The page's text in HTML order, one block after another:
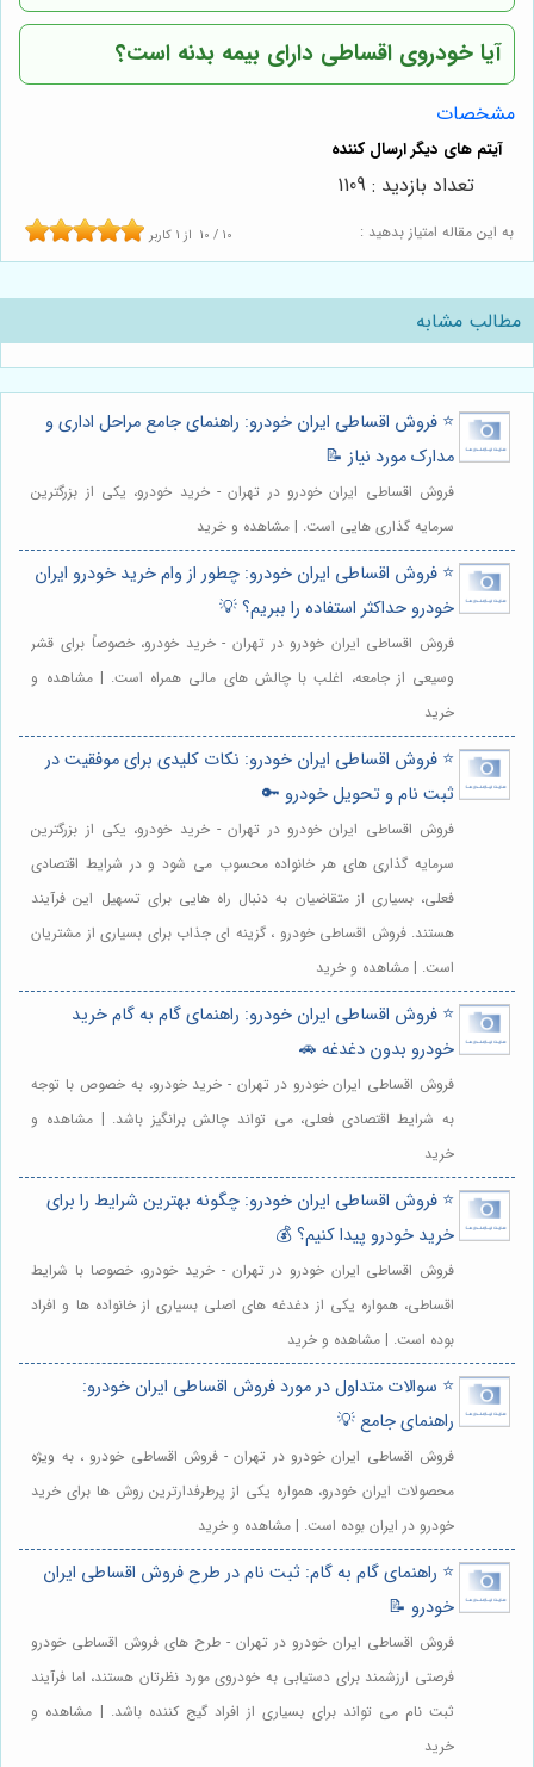
آیا خودروی اقساطی دارای بیمه بدنه است؟
مشخصات
به این مقاله امتیاز بدهید : 10 / 10 از 1 کاربر
تعداد بازدید : 1109
مطالب مشابه
⭐️ فروش اقساطی ایران خودرو: راهنمای جامع مراحل اداری و
مدارک مورد نیاز 📝
فروش اقساطی ایران خودرو در تهران - خرید خودرو، یکی از بزرگترین
سرمایه گذاری هایی است. | مشاهده و خرید
⭐️ فروش اقساطی ایران خودرو: چطور از وام خرید خودرو ایران
خودرو حداکثر استفاده را ببریم؟ 💡
فروش اقساطی ایران خودرو در تهران - خرید خودرو، خصوصاً برای قشر
وسیعی از جامعه، اغلب با چالش های مالی همراه است. | مشاهده و
خرید
⭐️ فروش اقساطی ایران خودرو: نکات کلیدی برای موفقیت در
ثبت نام و تحویل خودرو 🔑
فروش اقساطی ایران خودرو در تهران - خرید خودرو، یکی از بزرگترین
سرمایه گذاری های هر خانواده محسوب می شود و در شرایط اقتصادی
فعلی، بسیاری از متقاضیان به دنبال راه هایی برای تسهیل این فرآیند
هستند. فروش اقساطی خودرو ، گزینه ای جذاب برای بسیاری از مشتریان
است. | مشاهده و خرید
⭐️ فروش اقساطی ایران خودرو: راهنمای گام به گام خرید
خودرو بدون دغدغه 🚗
فروش اقساطی ایران خودرو در تهران - خرید خودرو، به خصوص با توجه
به شرایط اقتصادی فعلی، می تواند چالش برانگیز باشد. | مشاهده و
خرید
⭐️ فروش اقساطی ایران خودرو: چگونه بهترین شرایط را برای
خرید خودرو پیدا کنیم؟ 💰
فروش اقساطی ایران خودرو در تهران - خرید خودرو، خصوصا با شرایط
اقساطی، همواره یکی از دغدغه های اصلی بسیاری از خانواده ها و افراد
بوده است. | مشاهده و خرید
⭐️ سوالات متداول در مورد فروش اقساطی ایران خودرو:
راهنمای جامع 💡
فروش اقساطی ایران خودرو در تهران - فروش اقساطی خودرو ، به ویژه
محصولات ایران خودرو، همواره یکی از پرطرفدارترین روش ها برای خرید
خودرو در ایران بوده است. | مشاهده و خرید
⭐️ راهنمای گام به گام: ثبت نام در طرح فروش اقساطی ایران
خودرو 📝
فروش اقساطی ایران خودرو در تهران - طرح های فروش اقساطی خودرو
فرصتی ارزشمند برای دستیابی به خودروی مورد نظرتان هستند، اما فرآیند
ثبت نام می تواند برای بسیاری از افراد گیج کننده باشد. | مشاهده و
خرید